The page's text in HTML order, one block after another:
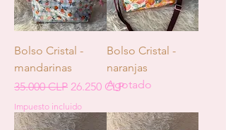
Bolso Cristal -
mandarinas
Precio
35.000 CLP Precio de oferta
26.250 CLP
Impuesto incluido
Bolso Cristal -
naranjas
Agotado